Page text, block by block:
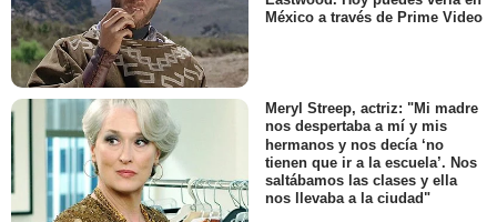
México a través de Prime Video
Meryl Streep, actriz: "Mi madre
nos despertaba a mí y mis
hermanos y nos decía ‘no
tienen que ir a la escuela’. Nos
saltábamos las clases y ella
nos llevaba a la ciudad"